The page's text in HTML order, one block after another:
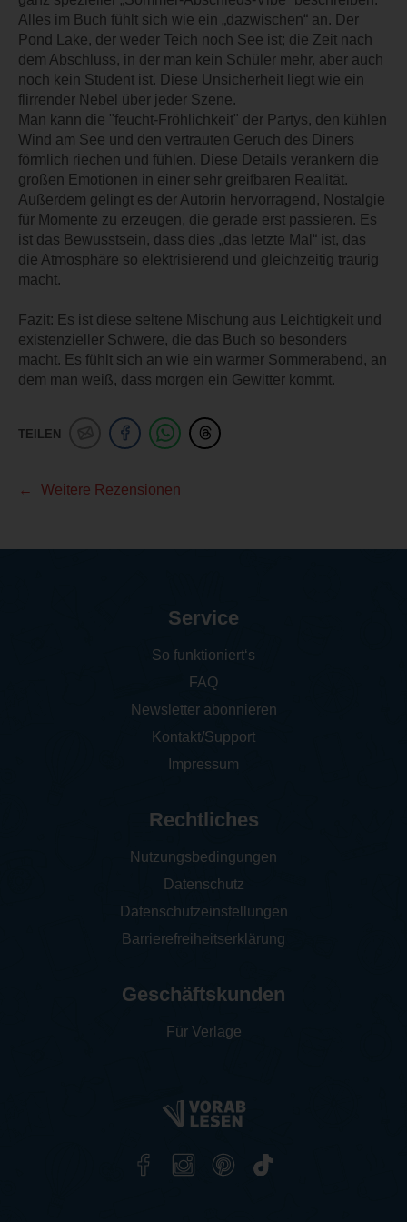
Alles im Buch fühlt sich wie ein „dazwischen“ an. Der
Pond Lake, der weder Teich noch See ist; die Zeit nach
dem Abschluss, in der man kein Schüler mehr, aber auch
noch kein Student ist. Diese Unsicherheit liegt wie ein
flirrender Nebel über jeder Szene.
Man kann die "feucht-Fröhlichkeit" der Partys, den kühlen
Wind am See und den vertrauten Geruch des Diners
förmlich riechen und fühlen. Diese Details verankern die
großen Emotionen in einer sehr greifbaren Realität.
Außerdem gelingt es der Autorin hervorragend, Nostalgie
für Momente zu erzeugen, die gerade erst passieren. Es
ist das Bewusstsein, dass dies „das letzte Mal“ ist, das
die Atmosphäre so elektrisierend und gleichzeitig traurig
macht.
Fazit: Es ist diese seltene Mischung aus Leichtigkeit und
existenzieller Schwere, die das Buch so besonders
macht. Es fühlt sich an wie ein warmer Sommerabend, an
dem man weiß, dass morgen ein Gewitter kommt.
TEILEN
Weitere Rezensionen
Service
So funktioniert‘s
FAQ
Newsletter abonnieren
Kontakt/Support
Impressum
Rechtliches
Nutzungsbedingungen
Datenschutz
Datenschutzeinstellungen
Barrierefreiheitserklärung
Geschäftskunden
Für Verlage